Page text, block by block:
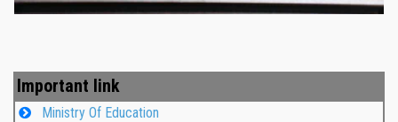
Important link
Ministry Of Education